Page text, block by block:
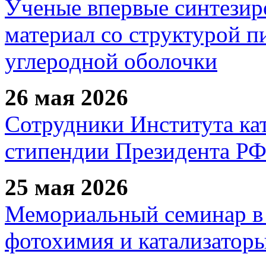
Ученые впервые
материал со структурой
углеродной оболочки
26 мая 2026
Сотрудники Института
стипендии Президента РФ
25 мая 2026
Мемориальный семинар в
фотохимия и